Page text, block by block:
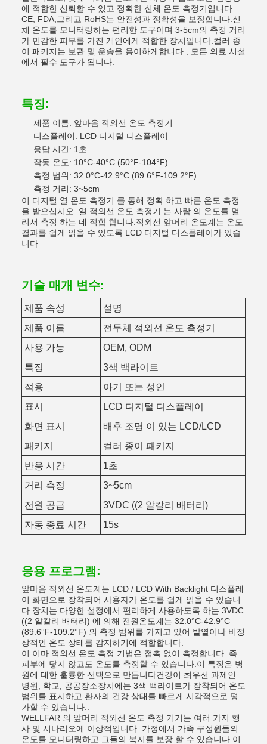
에 적합한 신뢰할 수 있고 정확한 신체 온도 측정기입니다.
CE, FDA,그리고 RoHS는 안전성과 정확성을 보장합니다.신
체 온도를 모니터링하는 편리한 도구이며 3-5cm의 측정 거리
가 민감한 피부를 가진 개인에게 적합한 장치입니다.컬러 종
이 패키지는 보관 및 운송을 용이하게합니다., 모든 의료 시설
에서 필수 도구가 됩니다.
특징:
제품 이름: 앞마음 적외선 온도 측정기
디스플레이: LCD 디지털 디스플레이
응답 시간: 1초
작동 온도: 10°C-40°C (50°F-104°F)
측정 범위: 32.0°C-42.9°C (89.6°F-109.2°F)
측정 거리: 3~5cm
이 디지털 열 온도 측정기 를 통해 정확 하고 빠른 온도 측정
을 받으십시오. 열 적외선 온도 측정기 는 사람 의 온도를 멀
리서 측정 하는 데 적합 합니다.적외선 앞머리 온도계는 온도
결과를 쉽게 읽을 수 있도록 LCD 디지털 디스플레이가 있습
니다.
기술 매개 변수:
제품 속성
설명
제품 이름
전두체 적외선 온도 측정기
사용 가능
OEM, ODM
특징
3색 백라이트
적용
아기 또는 성인
표시
LCD 디지털 디스플레이
화면 표시
배후 조명 이 있는 LCD/LCD
패키지
컬러 종이 패키지
반응 시간
1초
거리 측정
3~5cm
전원 공급
3VDC ((2 알칼리 배터리)
자동 종료 시간
15s
응용 프로그램:
앞마음 적외선 온도계는 LCD / LCD With Backlight 디스플레
이 화면으로 장착되어 사용자가 온도를 쉽게 읽을 수 있습니
다.장치는 다양한 설정에서 편리하게 사용하도록 하는 3VDC
((2 알칼리 배터리) 에 의해 전원온도계는 32.0°C-42.9°C
(89.6°F-109.2°F) 의 측정 범위를 가지고 있어 발열이나 비정
상적인 온도 상태를 감지하기에 적합합니다.
이 이마 적외선 온도 측정 기법은 접촉 없이 측정합니다. 즉
피부에 닿지 않고도 온도를 측정할 수 있습니다.이 특징은 병
원에 대한 훌륭한 선택으로 만듭니다건강이 최우선 과제인
병원, 학교, 공공장소장치에는 3색 백라이트가 장착되어 온도
범위를 표시하고 환자의 건강 상태를 빠르게 시각적으로 평
가할 수 있습니다..
WELLFAR 의 앞머리 적외선 온도 측정 기기는 여러 가지 행
사 및 시나리오에 이상적입니다. 가정에서 가족 구성원들의
온도를 모니터링하고 그들의 복지를 보장 할 수 있습니다.이